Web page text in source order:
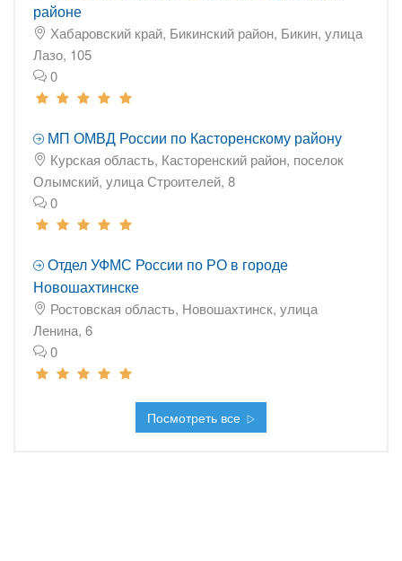
районе
Хабаровский край, Бикинский район, Бикин, улица
Лазо, 105
0
МП ОМВД России по Касторенскому району
Курская область, Касторенский район, поселок
Олымский, улица Строителей, 8
0
Отдел УФМС России по РО в городе
Новошахтинске
Ростовская область, Новошахтинск, улица
Ленина, 6
0
Посмотреть все